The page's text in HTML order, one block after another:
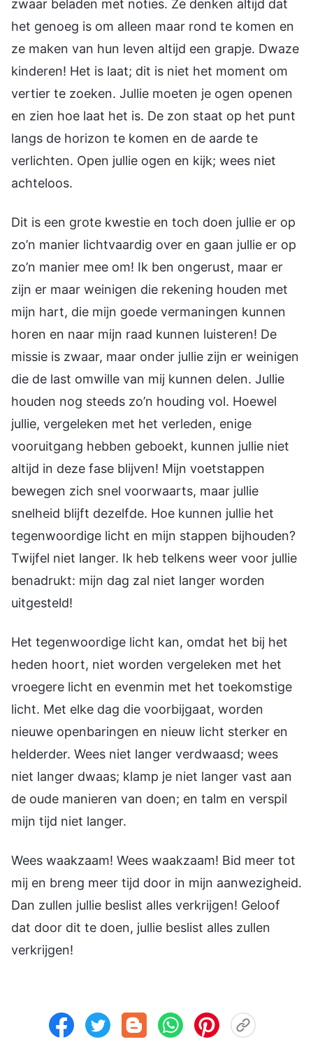
zwaar beladen met noties. Ze denken altijd dat
het genoeg is om alleen maar rond te komen en
ze maken van hun leven altijd een grapje. Dwaze
kinderen! Het is laat; dit is niet het moment om
vertier te zoeken. Jullie moeten je ogen openen
en zien hoe laat het is. De zon staat op het punt
langs de horizon te komen en de aarde te
verlichten. Open jullie ogen en kijk; wees niet
achteloos.
Dit is een grote kwestie en toch doen jullie er op
zo’n manier lichtvaardig over en gaan jullie er op
zo’n manier mee om! Ik ben ongerust, maar er
zijn er maar weinigen die rekening houden met
mijn hart, die mijn goede vermaningen kunnen
horen en naar mijn raad kunnen luisteren! De
missie is zwaar, maar onder jullie zijn er weinigen
die de last omwille van mij kunnen delen. Jullie
houden nog steeds zo’n houding vol. Hoewel
jullie, vergeleken met het verleden, enige
vooruitgang hebben geboekt, kunnen jullie niet
altijd in deze fase blijven! Mijn voetstappen
bewegen zich snel voorwaarts, maar jullie
snelheid blijft dezelfde. Hoe kunnen jullie het
tegenwoordige licht en mijn stappen bijhouden?
Twijfel niet langer. Ik heb telkens weer voor jullie
benadrukt: mijn dag zal niet langer worden
uitgesteld!
Het tegenwoordige licht kan, omdat het bij het
heden hoort, niet worden vergeleken met het
vroegere licht en evenmin met het toekomstige
licht. Met elke dag die voorbijgaat, worden
nieuwe openbaringen en nieuw licht sterker en
helderder. Wees niet langer verdwaasd; wees
niet langer dwaas; klamp je niet langer vast aan
de oude manieren van doen; en talm en verspil
mijn tijd niet langer.
Wees waakzaam! Wees waakzaam! Bid meer tot
mij en breng meer tijd door in mijn aanwezigheid.
Dan zullen jullie beslist alles verkrijgen! Geloof
dat door dit te doen, jullie beslist alles zullen
verkrijgen!